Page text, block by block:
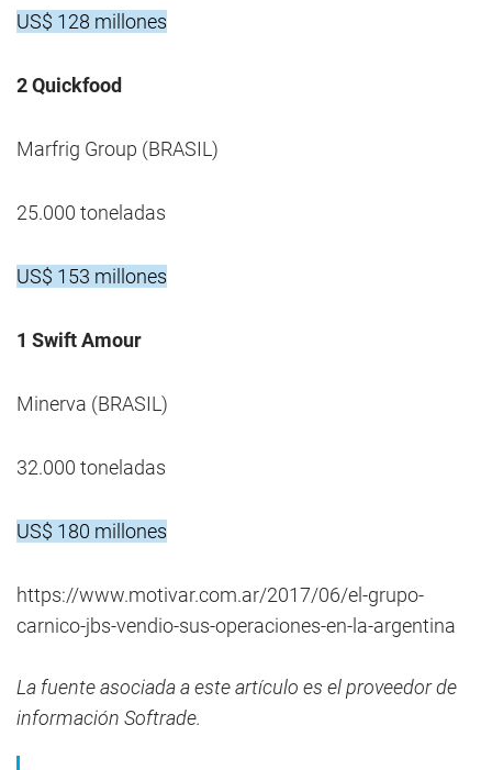
US$ 128 millones
2 Quickfood
Marfrig Group (BRASIL)
25.000 toneladas
US$ 153 millones
1 Swift Amour
Minerva (BRASIL)
32.000 toneladas
US$ 180 millones
https://www.motivar.com.ar/2017/06/el-grupo-
carnico-jbs-vendio-sus-operaciones-en-la-argentina
La fuente asociada a este artículo es el proveedor de
información Softrade.